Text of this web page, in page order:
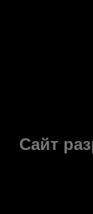
Сайт